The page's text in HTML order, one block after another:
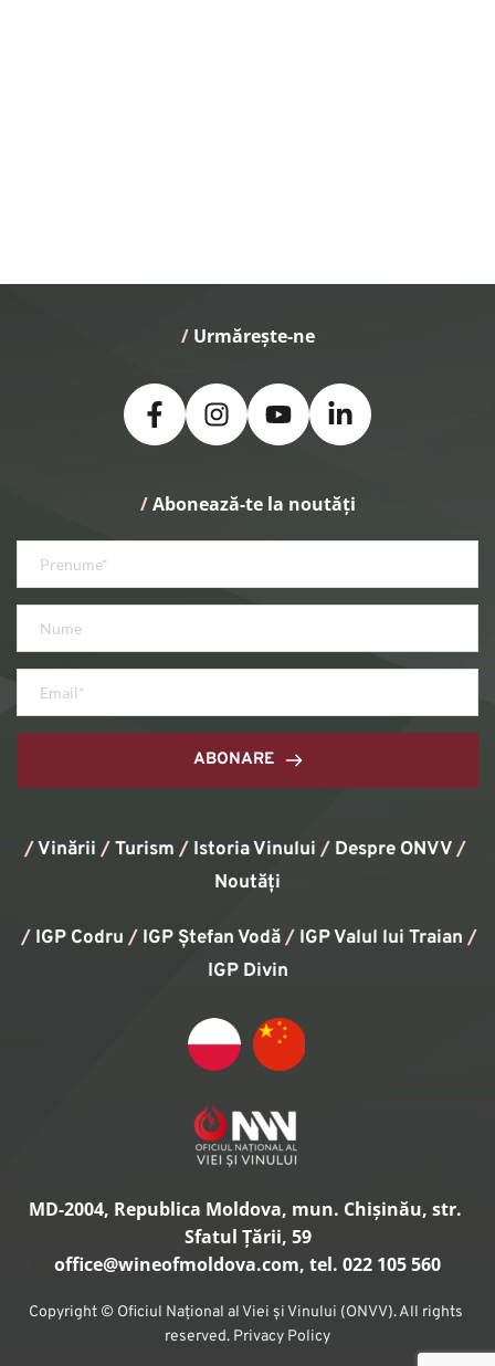
/ Urmărește-ne
/ Abonează-te la noutăți
ABONARE
/Vinării /Turism / Istoria Vinului / Despre ONVV/
Noutăți
/ IGP Codru / IGP Ștefan Vodă/ IGP Valul lui Traian
IGP Divin
MD-2004, Republica Moldova, mun. Chișinău, str.
Sfatul Țării, 59
office@wineofmoldova.com, tel. 022 105 560
Copyright © Oficiul Național al Viei și Vinului (ONVV). All rights
reserved. Privacy Policy